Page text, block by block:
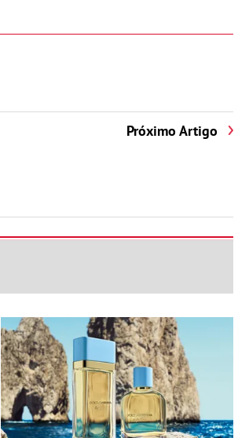
Próximo Artigo